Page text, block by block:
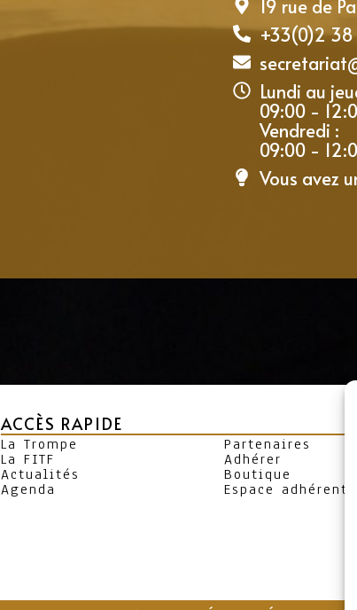
19 rue de
+33(0)2
Lundi au
09:00 -
Vendredi :
09:00 -
Vous avez
ACCÈS RAPIDE
La Trompe
La FITF
Actualités
Agenda
Partenaires
Adhérer
Boutique
Espace adhérent